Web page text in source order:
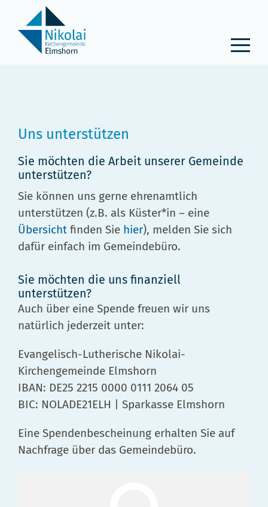
Inhalt
springen
Uns unterstützen
Sie möchten die Arbeit unserer Gemeinde
unterstützen?
Sie können uns gerne ehrenamtlich
unterstützen (z.B. als Küster*in – eine
Übersichtfinden Sie hier), melden Sie sich
dafür einfach im Gemeindebüro.
Sie möchten die uns finanziell
unterstützen?
Auch über eine Spende freuen wir uns
natürlich jederzeit unter:
Evangelisch-Lutherische Nikolai-
Kirchengemeinde Elmshorn
IBAN: DE25 2215 0000 0111 2064 05
BIC: NOLADE21ELH | Sparkasse Elmshorn
Eine Spendenbescheinung erhalten Sie auf
Nachfrage über das Gemeindebüro.